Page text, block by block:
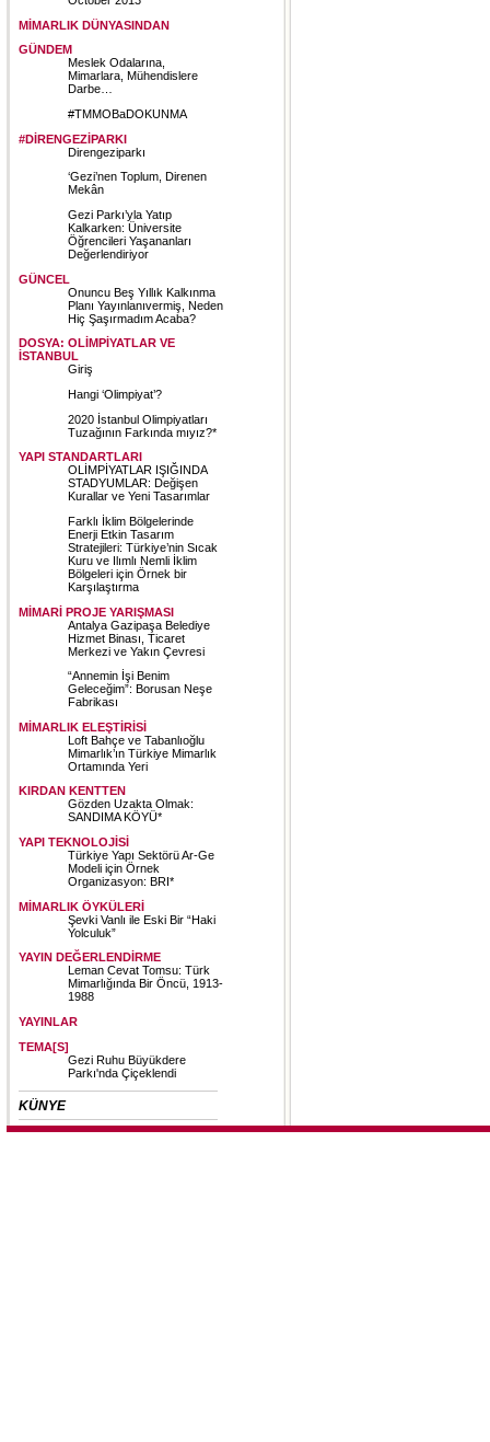
MİMARLIK DÜNYASINDAN
GÜNDEM
Meslek Odalarına,
Mimarlara, Mühendislere
Darbe…
#TMMOBaDOKUNMA
#DİRENGEZİPARKI
Direngeziparkı
‘Gezi’nen Toplum, Direnen
Mekân
Gezi Parkı’yla Yatıp
Kalkarken: Üniversite
Öğrencileri Yaşananları
Değerlendiriyor
GÜNCEL
Onuncu Beş Yıllık Kalkınma
Planı Yayınlanıvermiş, Neden
Hiç Şaşırmadım Acaba?
DOSYA: OLİMPİYATLAR VE
İSTANBUL
Giriş
Hangi ‘Olimpiyat’?
2020 İstanbul Olimpiyatları
Tuzağının Farkında mıyız?*
YAPI STANDARTLARI
OLİMPİYATLAR IŞIĞINDA
STADYUMLAR: Değişen
Kurallar ve Yeni Tasarımlar
Farklı İklim Bölgelerinde
Enerji Etkin Tasarım
Stratejileri: Türkiye’nin Sıcak
Kuru ve Ilımlı Nemli İklim
Bölgeleri için Örnek bir
Karşılaştırma
MİMARİ PROJE YARIŞMASI
Antalya Gazipaşa Belediye
Hizmet Binası, Ticaret
Merkezi ve Yakın Çevresi
“Annemin İşi Benim
Geleceğim”: Borusan Neşe
Fabrikası
MİMARLIK ELEŞTİRİSİ
Loft Bahçe ve Tabanlıoğlu
Mimarlık’ın Türkiye Mimarlık
Ortamında Yeri
KIRDAN KENTTEN
Gözden Uzakta Olmak:
SANDIMA KÖYÜ*
YAPI TEKNOLOJİSİ
Türkiye Yapı Sektörü Ar-Ge
Modeli için Örnek
Organizasyon: BRI*
MİMARLIK ÖYKÜLERİ
Şevki Vanlı ile Eski Bir “Haki
Yolculuk”
YAYIN DEĞERLENDİRME
Leman Cevat Tomsu: Türk
Mimarlığında Bir Öncü, 1913-
1988
YAYINLAR
TEMA[S]
Gezi Ruhu Büyükdere
Parkı'nda Çiçeklendi
KÜNYE